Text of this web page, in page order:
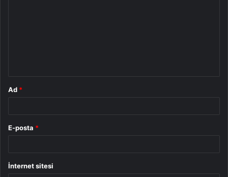
Ad *
E-posta *
İnternet sitesi